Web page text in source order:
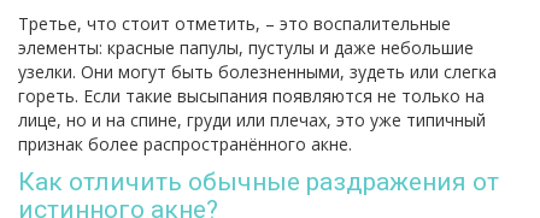
Третье, что стоит отметить, – это воспалительные
элементы: красные папулы, пустулы и даже небольшие
узелки. Они могут быть болезненными, зудеть или слегка
гореть. Если такие высыпания появляются не только на
лице, но и на спине, груди или плечах, это уже типичный
признак более распространённого акне.
Как отличить обычные раздражения от
истинного акне?